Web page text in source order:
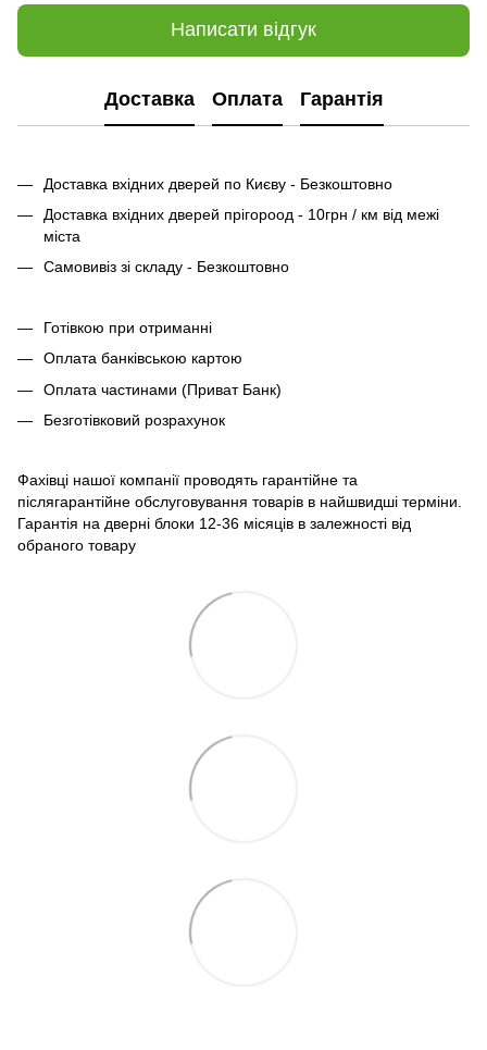
Написати відгук
Доставка Оплата Гарантія
Доставка вхідних дверей по Києву - Безкоштовно
Доставка вхідних дверей прігороод - 10грн / км від межі
міста
Самовивіз зі складу - Безкоштовно
Готівкою при отриманні
Оплата банківською картою
Оплата частинами (Приват Банк)
Безготівковий розрахунок
Фахівці нашої компанії проводять гарантійне та
післягарантійне обслуговування товарів в найшвидші терміни.
Гарантія на дверні блоки 12-36 місяців в залежності від
обраного товару